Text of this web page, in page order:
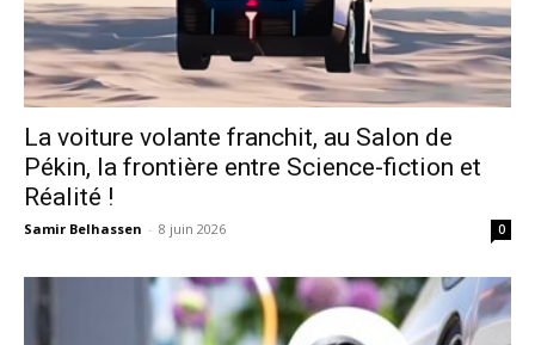
La voiture volante franchit, au Salon de
Pékin, la frontière entre Science-fiction et
Réalité !
Samir Belhassen - 8 juin 2026 0